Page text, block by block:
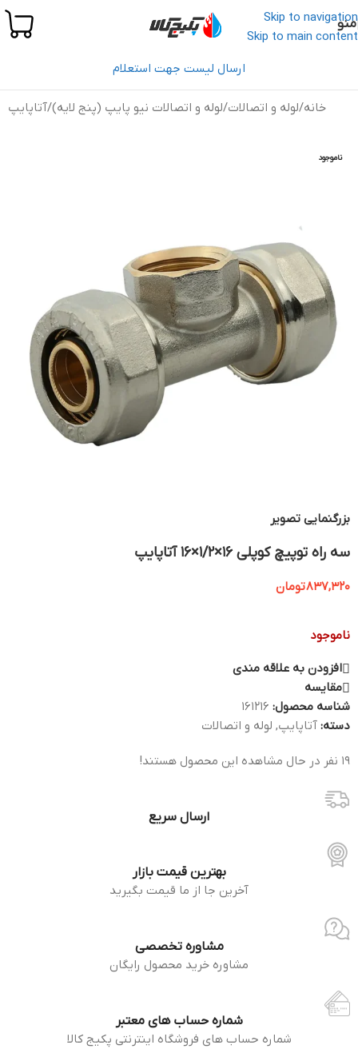
Skip to navigation
Skip to main content
منو
ارسال لیست جهت استعلام
خانه/لوله و اتصالات/لوله و اتصالات نیو پایپ (پنج لایه)/آتاپایپ
ناموجود
بزرگنمایی تصویر
سه راه توپیچ کوپلی 16×1/2×16 آتاپایپ
837,320تومان
ناموجود
افزودن به علاقه مندی
مقایسه
شناسه محصول: 161216
دسته: آتاپایپ, لوله و اتصالات
19 نفر در حال مشاهده این محصول هستند!
ارسال سریع
بهترین قیمت بازار
آخرین جا از ما قیمت بگیرید
مشاوره تخصصی
مشاوره خرید محصول رایگان
شماره حساب های معتبر
شماره حساب های فروشگاه اینترنتی پکیج کالا